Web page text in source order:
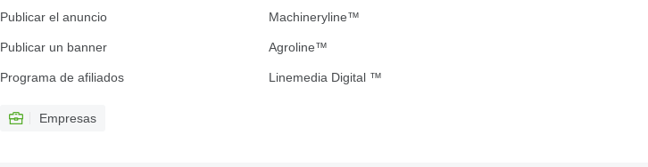
Publicar el anuncio
Publicar un banner
Programa de afiliados
Empresas
Machineryline™
Agroline™
Linemedia Digital ™